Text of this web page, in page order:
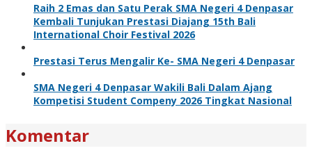
Raih 2 Emas dan Satu Perak SMA Negeri 4 Denpasar
Kembali Tunjukan Prestasi Diajang 15th Bali
International Choir Festival 2026
Prestasi Terus Mengalir Ke- SMA Negeri 4 Denpasar
SMA Negeri 4 Denpasar Wakili Bali Dalam Ajang
Kompetisi Student Compeny 2026 Tingkat Nasional
Komentar